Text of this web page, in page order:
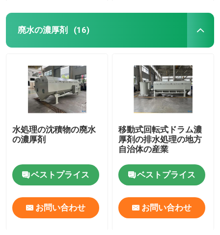
廃水の濃厚剤 (16)
水処理の沈積物の廃水
の濃厚剤
ベストプライス
お問い合わせ
移動式回転式ドラム濃
厚剤の排水処理の地方
自治体の産業
ベストプライス
お問い合わせ